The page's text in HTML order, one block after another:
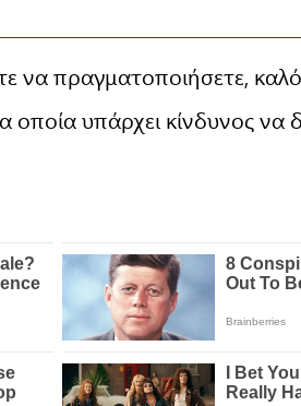
να πραγματοποιήσετε,
υπάρχει κίνδυνος να